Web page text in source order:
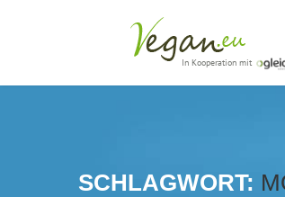
In Kooperation mit
SCHLAGWORT: